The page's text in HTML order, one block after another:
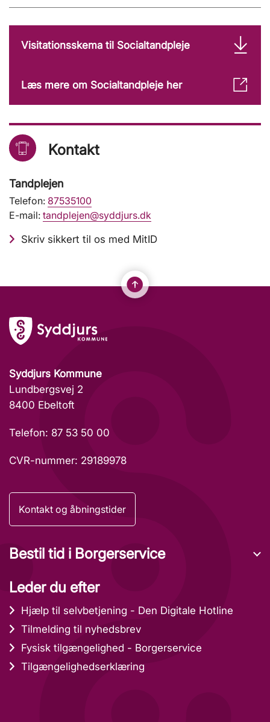
Visitationsskema til Socialtandpleje
Læs mere om Socialtandpleje her
Kontakt
Tandplejen
Telefon: 87535100
E-mail: tandplejen@syddjurs.dk
Skriv sikkert til os med MitID
Syddjurs Kommune
Lundbergsvej 2
8400 Ebeltoft
Telefon: 87 53 50 00
CVR-nummer: 29189978
Kontakt og åbningstider
Bestil tid i Borgerservice
Leder du efter
Hjælp til selvbetjening - Den Digitale Hotline
Tilmelding til nyhedsbrev
Fysisk tilgængelighed - Borgerservice
Tilgængelighedserklæring